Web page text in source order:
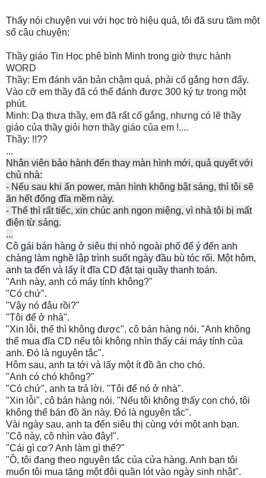
Thấy nói chuyện vui với học trò hiệu quả, tôi đã sưu tầm một
số câu chuyện:
Thầy giáo Tin Học phê bình Minh trong giờ thực hành
WORD
Thầy: Em đánh văn bản chậm quá, phải cố gắng hơn đấy.
Vào cỡ em thầy đã có thể đánh được 300 ký tự trong một
phút.
Minh: Dạ thưa thầy, em đã rất cố gắng, nhưng có lẽ thầy
giáo của thầy giỏi hơn thầy giáo của em !....
Thầy: !!??
...
Nhân viên bảo hành đến thay màn hình mới, quả quyết với
chủ nhà:
- Nếu sau khi ấn power, màn hình không bật sáng, thì tôi sẽ
ăn hết đống đĩa mềm này.
- Thế thì rất tiếc, xin chúc anh ngon miệng, vì nhà tôi bị mất
điện từ sáng.
...
Cô gái bán hàng ở siêu thị nhỏ ngoài phố để ý đến anh
chàng làm nghề lập trình suốt ngày đầu bù tóc rối. Một hôm,
anh ta đến và lấy ít đĩa CD đặt tại quầy thanh toán.
"Anh này, anh có máy tính không?"
"Có chứ".
"Vậy nó đâu rồi?"
"Tôi để ở nhà".
"Xin lỗi, thế thì không được", cô bán hàng nói. "Anh không
thể mua đĩa CD nếu tôi không nhìn thấy cái máy tính của
anh. Đó là nguyên tắc".
Hôm sau, anh ta tới và lấy một ít đồ ăn cho chó.
"Anh có chó không?"
"Có chứ", anh ta trả lời. "Tôi để nó ở nhà".
"Xin lỗi", cô bán hàng nói. "Nếu tôi không thấy con chó, tôi
không thể bán đồ ăn này. Đó là nguyên tắc".
Vài ngày sau, anh ta đến siêu thị cùng với một anh bạn.
"Cô này, cô nhìn vào đây!".
"Cái gì cơ? Anh làm gì thế?"
"Ồ, tôi đang theo nguyên tắc của cửa hàng. Anh bạn tôi
muốn tôi mua tặng một đôi quần lót vào ngày sinh nhật".